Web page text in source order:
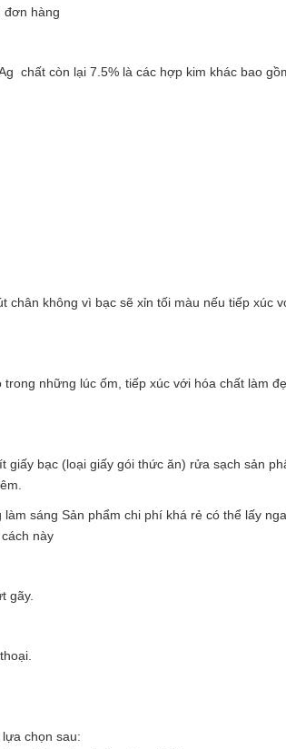
đơn hàng
chất còn lại 7.5% là các hợp kim khác bao
chân không vì bạc sẽ xỉn tối màu nếu tiếp xúc
những lúc ốm, tiếp xúc với hóa chất làm
bạc (loại giấy gói thức ăn) rửa sạch sản
sáng Sản phẩm chi phí khá rẻ có thể lấy
này
gãy.
chọn sau: